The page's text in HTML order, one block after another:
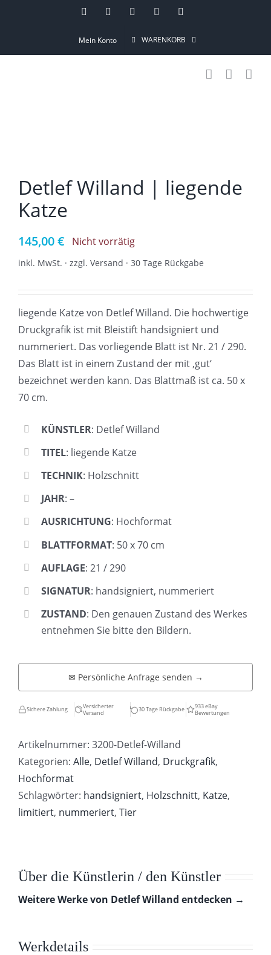
InstagramPinterestFacebookYouTube
Mein Konto WARENKORB
Detlef Willand | liegende
Katze
145,00€ Nicht vorrätig
inkl. MwSt. · zzgl. Versand · 30 Tage Rückgabe
liegende Katze von Detlef Willand. Die hochwertige
Druckgrafik ist mit Bleistift handsigniert und
nummeriert. Das vorliegende Blatt ist Nr. 21 / 290.
Das Blatt ist in einem Zustand der mit ‚gut‘
bezeichnet werden kann. Das Blattmaß ist ca. 50 x
70 cm.
KÜNSTLER: Detlef Willand
TITEL: liegende Katze
TECHNIK: Holzschnitt
JAHR: –
AUSRICHTUNG: Hochformat
BLATTFORMAT: 50 x 70 cm
AUFLAGE: 21 / 290
SIGNATUR: handsigniert, nummeriert
ZUSTAND: Den genauen Zustand des Werkes
entnehmen Sie bitte den Bildern.
✉ Persönliche Anfrage senden →
Sichere Zahlung
Versicherter
Versand
30 Tage Rückgabe
933 eBay
Bewertungen
Artikelnummer: 3200-Detlef-Willand
Kategorien: Alle, Detlef Willand, Druckgrafik,
Hochformat
Schlagwörter: handsigniert, Holzschnitt, Katze,
limitiert, nummeriert, Tier
Über die Künstlerin / den Künstler
Weitere Werke von Detlef Willand entdecken →
Werkdetails